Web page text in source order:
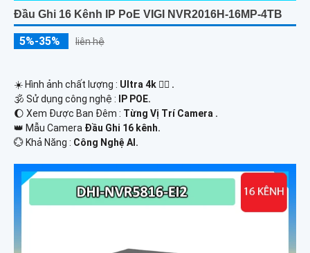
Đầu Ghi 16 Kênh IP PoE VIGI NVR2016H-16MP-4TB
5%-35% liên hệ
☀️ Hình ảnh chất lượng : Ultra 4k 👍🏾 .
🕉️ Sử dụng công nghệ :
IP POE.
🌔 Xem Được Ban Đêm : Từng Vị Trí Camera .
👑 Mẫu Camera Đầu Ghi 16 kênh.
️💮 Khả Năng : Công Nghệ AI.